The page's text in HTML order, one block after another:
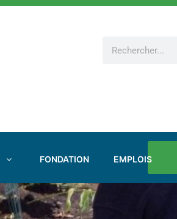
FONDATION EMPLOIS